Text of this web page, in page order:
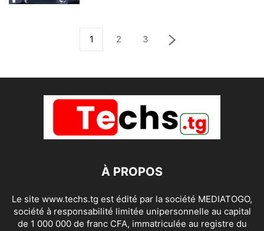
1 2 3
À PROPOS
Le site www.techs.tg est édité par la société MEDIATOGO,
société à responsabilité limitée unipersonnelle au capital
de 1 000 000 de franc CFA, immatriculée au registre du